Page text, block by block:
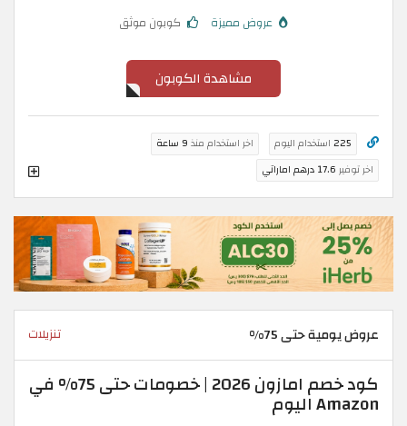
عروض مميزة كوبون موثق
مشاهدة الكوبون
225 استخدام اليوم اخر استخدام منذ 9 ساعة
اخر توفير 17.6 درهم اماراتي
عروض يومية حتى 75% تنزيلات
كود خصم امازون 2026 | خصومات حتى 75% في
Amazon اليوم